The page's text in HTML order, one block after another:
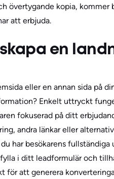
övertygande kopia, kommer
att erbjuda.
en
eller en annan sida på
Enkelt uttryckt
fokuserad på ditt
andra länkar eller
har besökarens fullständiga
i ditt leadformulär och
för att generera